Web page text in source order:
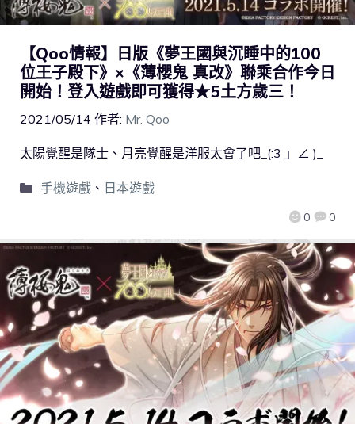
【Qoo情報】日版《夢王國與沉睡中的100
位王子殿下》×《薄櫻鬼 真改》聯乘合作今日
開始！登入遊戲即可獲得★5土方歲三！
2021/05/14 作者: Mr. Qoo
0 0
太陽覺醒是隊士、月亮覺醒是洋服太會了吧_(:3 」∠ )_
手機遊戲、 日本遊戲